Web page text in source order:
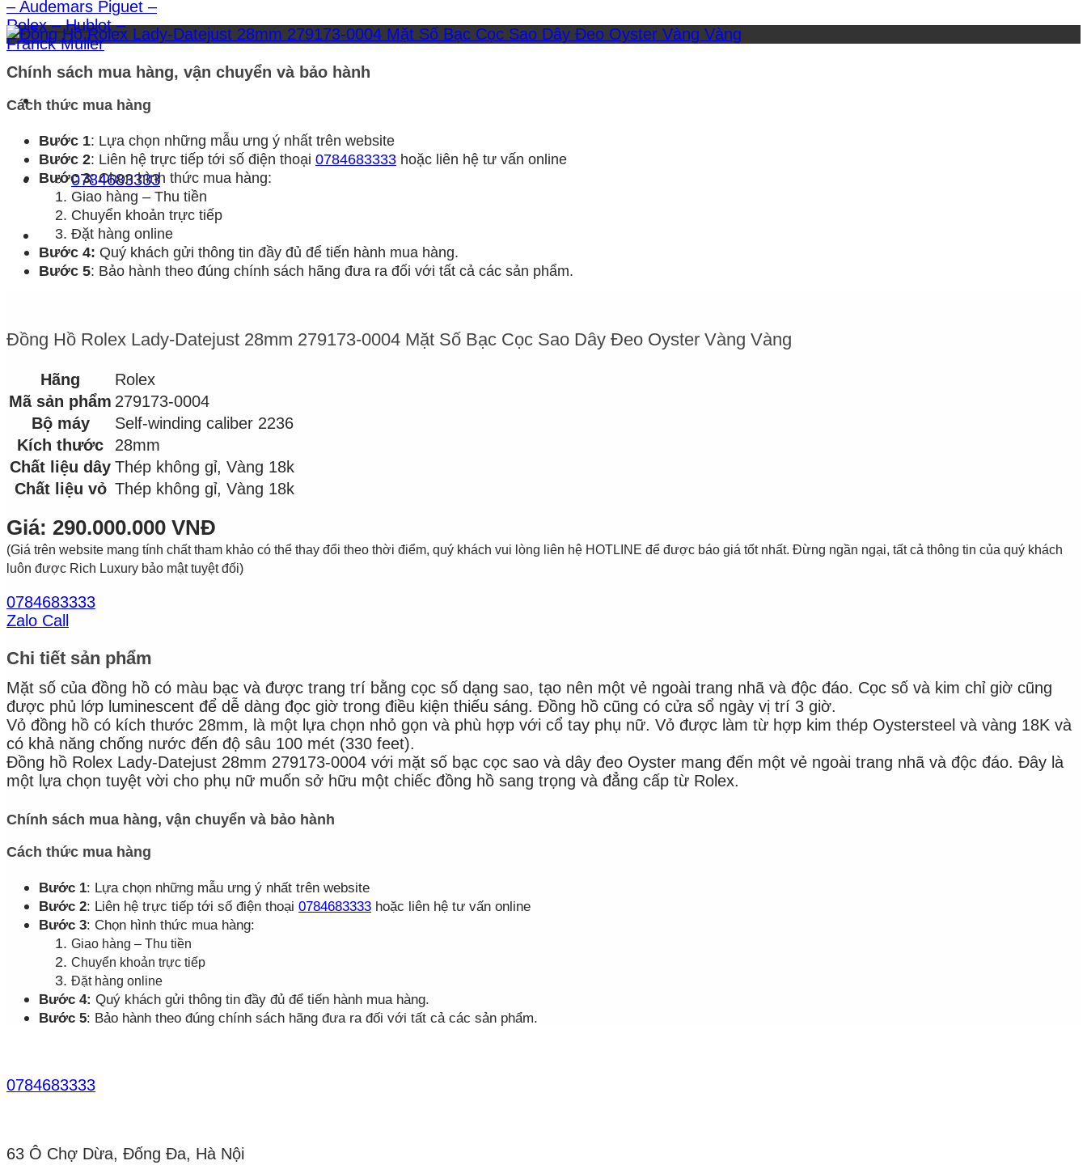
0784683333
Chính sách mua hàng, vận chuyển và bảo hành
Cách thức mua hàng
Bước 1: Lựa chọn những mẫu ưng ý nhất trên website
Bước 2: Liên hệ trực tiếp tới số điện thoại 0784683333 hoặc liên hệ tư vấn online
Bước 3: Chọn hình thức mua hàng:
Giao hàng – Thu tiền
Chuyển khoản trực tiếp
Đặt hàng online
Bước 4: Quý khách gửi thông tin đầy đủ để tiến hành mua hàng.
Bước 5: Bảo hành theo đúng chính sách hãng đưa ra đối với tất cả các sản phẩm.
Đồng Hồ Rolex Lady-Datejust 28mm 279173-0004 Mặt Số Bạc Cọc Sao Dây Đeo Oyster Vàng Vàng
Hãng
Rolex
Mã sản phẩm 279173-0004
Bộ máy
Self-winding caliber 2236
Kích thước
28mm
Chất liệu dây Thép không gỉ, Vàng 18k
Chất liệu vỏ Thép không gỉ, Vàng 18k
Giá: 290.000.000 VNĐ
(Giá trên website mang tính chất tham khảo có thể thay đổi theo thời điểm, quý khách vui lòng liên hệ HOTLINE để được báo giá tốt nhất. Đừng ngần ngại, tất cả thông tin của quý khách
luôn được Rich Luxury bảo mật tuyệt đối)
0784683333
Zalo Call
Chi tiết sản phẩm
Mặt số của đồng hồ có màu bạc và được trang trí bằng cọc số dạng sao, tạo nên một vẻ ngoài trang nhã và độc đáo. Cọc số và kim chỉ giờ cũng
được phủ lớp luminescent để dễ dàng đọc giờ trong điều kiện thiếu sáng. Đồng hồ cũng có cửa sổ ngày vị trí 3 giờ.
Vỏ đồng hồ có kích thước 28mm, là một lựa chọn nhỏ gọn và phù hợp với cổ tay phụ nữ. Vỏ được làm từ hợp kim thép Oystersteel và vàng 18K và
có khả năng chống nước đến độ sâu 100 mét (330 feet).
Đồng hồ Rolex Lady-Datejust 28mm 279173-0004 với mặt số bạc cọc sao và dây đeo Oyster mang đến một vẻ ngoài trang nhã và độc đáo. Đây là
một lựa chọn tuyệt vời cho phụ nữ muốn sở hữu một chiếc đồng hồ sang trọng và đẳng cấp từ Rolex.
Chính sách mua hàng, vận chuyển và bảo hành
Cách thức mua hàng
Bước 1: Lựa chọn những mẫu ưng ý nhất trên website
Bước 2: Liên hệ trực tiếp tới số điện thoại 0784683333 hoặc liên hệ tư vấn online
Bước 3: Chọn hình thức mua hàng:
Giao hàng – Thu tiền
Chuyển khoản trực tiếp
Đặt hàng online
Bước 4: Quý khách gửi thông tin đầy đủ để tiến hành mua hàng.
Bước 5: Bảo hành theo đúng chính sách hãng đưa ra đối với tất cả các sản phẩm.
0784683333
63 Ô Chợ Dừa, Đống Đa, Hà Nội